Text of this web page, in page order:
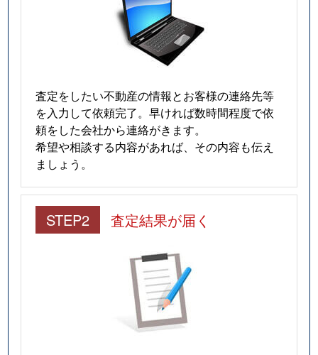
査定をしたい不動産の情報とお客様の連絡先等
を入力して依頼完了。早ければ数時間程度で依
頼をした会社から連絡がきます。
希望や相談する内容があれば、その内容も伝え
ましょう。
STEP2 査定結果が届く